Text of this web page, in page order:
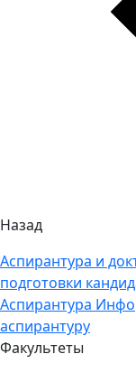
Назад
Аспирантура и
подготовки
Аспирантура
аспирантуру
Факультеты